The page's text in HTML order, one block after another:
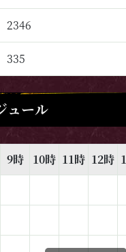
2346
335
ュール
9時 10時 11時 12時